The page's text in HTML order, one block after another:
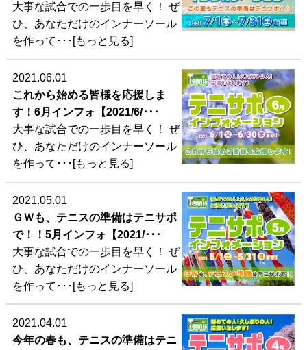
大事な試合での一歩目を早く！ ぜ
ひ、あなただけのインナーソール
を作って･･･[もっと見る]
2021.06.01
これから始める皆様を応援しま
す！6月インフォ【2021/6/･･･
大事な試合での一歩目を早く！ ぜ
ひ、あなただけのインナーソール
を作って･･･[もっと見る]
2021.05.01
ＧＷも、テニスの準備はテニサポ
で！！5月インフォ【2021/･･･
大事な試合での一歩目を早く！ ぜ
ひ、あなただけのインナーソール
を作って･･･[もっと見る]
2021.04.01
今年の春も、テニスの準備はテニ